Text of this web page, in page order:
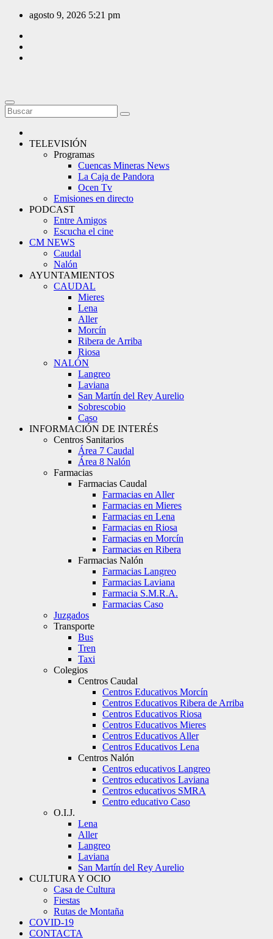
Saltar
contenido
agosto 9, 2026 5:21 pm
TELEVISIÓN
Programas
Cuencas Mineras News
La Caja de Pandora
Ocen Tv
Emisiones en directo
PODCAST
Entre Amigos
Escucha el cine
CM NEWS
Caudal
Nalón
AYUNTAMIENTOS
CAUDAL
Mieres
Lena
Aller
Morcín
Ribera de Arriba
Riosa
NALÓN
Langreo
Laviana
San Martín del Rey Aurelio
Sobrescobio
Caso
INFORMACIÓN DE INTERÉS
Centros Sanitarios
Área 7 Caudal
Área 8 Nalón
Farmacias
Farmacias Caudal
Farmacias en Aller
Farmacias en Mieres
Farmacias en Lena
Farmacias en Riosa
Farmacias en Morcín
Farmacias en Ribera
Farmacias Nalón
Farmacias Langreo
Farmacias Laviana
Farmacia S.M.R.A.
Farmacias Caso
Juzgados
Transporte
Bus
Tren
Taxi
Colegios
Centros Caudal
Centros Educativos Morcín
Centros Educativos Ribera de Arriba
Centros Educativos Riosa
Centros Educativos Mieres
Centros Educativos Aller
Centros Educativos Lena
Centros Nalón
Centros educativos Langreo
Centros educativos Laviana
Centros educativos SMRA
Centro educativo Caso
O.I.J.
Lena
Aller
Langreo
Laviana
San Martín del Rey Aurelio
CULTURA Y OCIO
Casa de Cultura
Fiestas
Rutas de Montaña
COVID-19
CONTACTA